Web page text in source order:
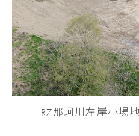
R7那珂川左岸小場